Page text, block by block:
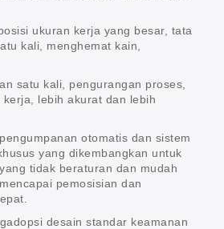
ukuran kerja yang besar, tata
kali, menghemat kain,
satu kali, pengurangan proses,
lebih akurat dan lebih
otomatis dan sistem
yang dikembangkan untuk
tidak beraturan dan mudah
pemosisian dan
desain standar keamanan